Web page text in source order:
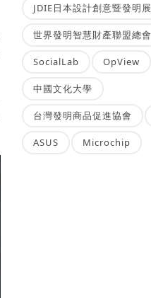
JDIE日本設計創意暨發明展
世界發明智慧財產聯盟總會
SocialLab OpView
中國文化大學
台灣發明商品促進協會
ASUS Microchip